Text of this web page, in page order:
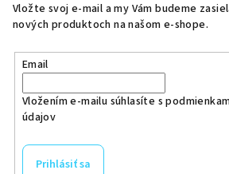
Vložte svoj e-mail a my Vám budeme
nových produktoch na našom e-shope.
Email
Vložením e-mailu súhlasíte s
údajov
Prihlásiť sa